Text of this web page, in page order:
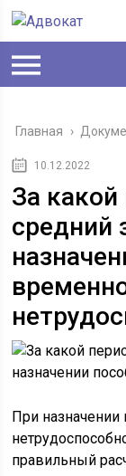
Главная ›
10.12.2022
За какой
средний
При
правильный